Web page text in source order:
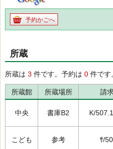
予約かごへ
所蔵
所蔵は 3 件です。予約は 0 件です
所蔵館 所蔵場所 請
中央 書庫B2 K/
こども 参考 ｻ/